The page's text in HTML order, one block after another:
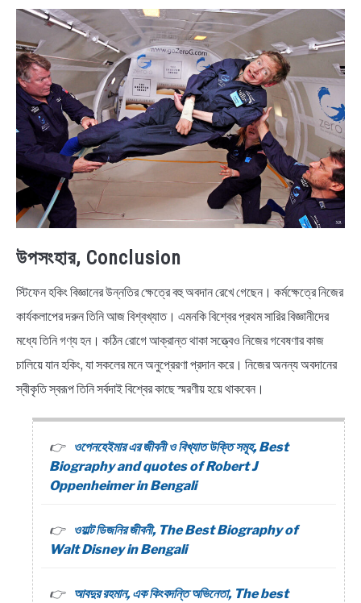
উপসংহার, Conclusion
স্টিফেন হকিং বিজ্ঞানের উন্নতির ক্ষেত্রে বহু অবদান রেখে গেছেন। কর্মক্ষেত্রে নিজের
কার্যকলাপের দরুন তিনি আজ বিশ্বখ্যাত। এমনকি বিশ্বের প্রথম সারির বিজ্ঞানীদের
মধ্যে তিনি গণ্য হন। কঠিন রোগে আক্রান্ত থাকা সত্ত্বেও নিজের গবেষণার কাজ
চালিয়ে যান হকিং, যা সকলের মনে অনুপ্রেরণা প্রদান করে। নিজের অনন্য অবদানের
স্বীকৃতি স্বরূপ তিনি সর্বদাই বিশ্বের কাছে স্মরণীয় হয়ে থাকবেন।
ওপেনহেইমার এর জীবনী ও বিখ্যাত উক্তি সমূহ, Best
Biography and quotes of Robert J
Oppenheimer in Bengali
ওয়াল্ট ডিজনির জীবনী, The Best Biography of
Walt Disney in Bengali
আবদুর রহমান, এক কিংবদন্তি অভিনেতা, The best